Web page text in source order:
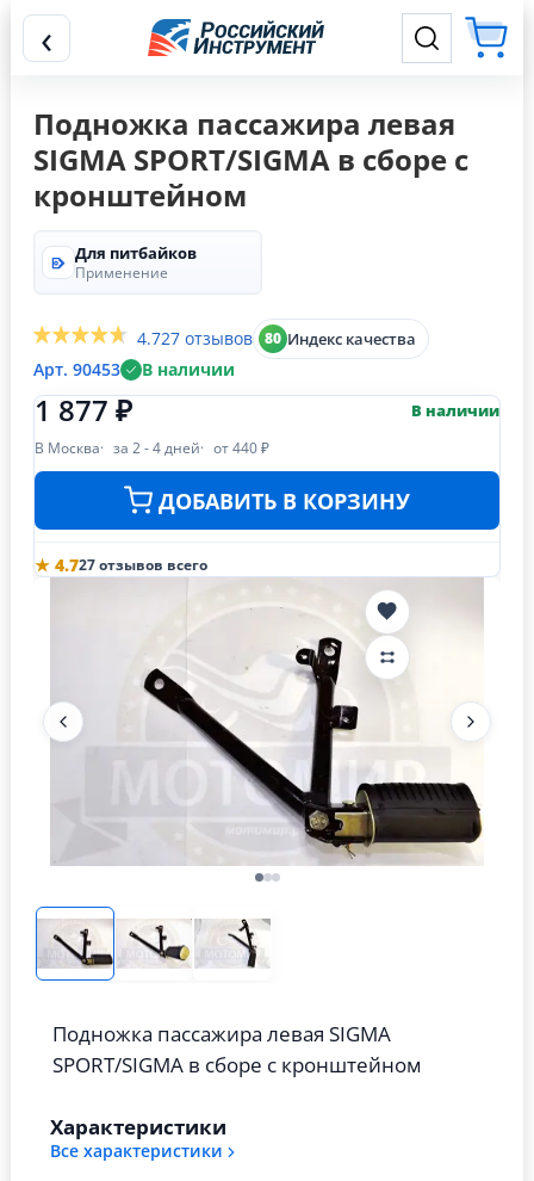
‹
Подножка пассажира левая
SIGMA SPORT/SIGMA в сборе с
кронштейном
Для питбайков
Применение
4.727 отзывов 80 Индекс качества
Арт. 90453 В наличии
1 877 ₽ В наличии
В Москва за 2 - 4 дней от 440 ₽
ДОБАВИТЬ В КОРЗИНУ
★ 4.727 отзывов всего
Подножка пассажира левая SIGMA
SPORT/SIGMA в сборе с кронштейном
Характеристики
Все характеристики